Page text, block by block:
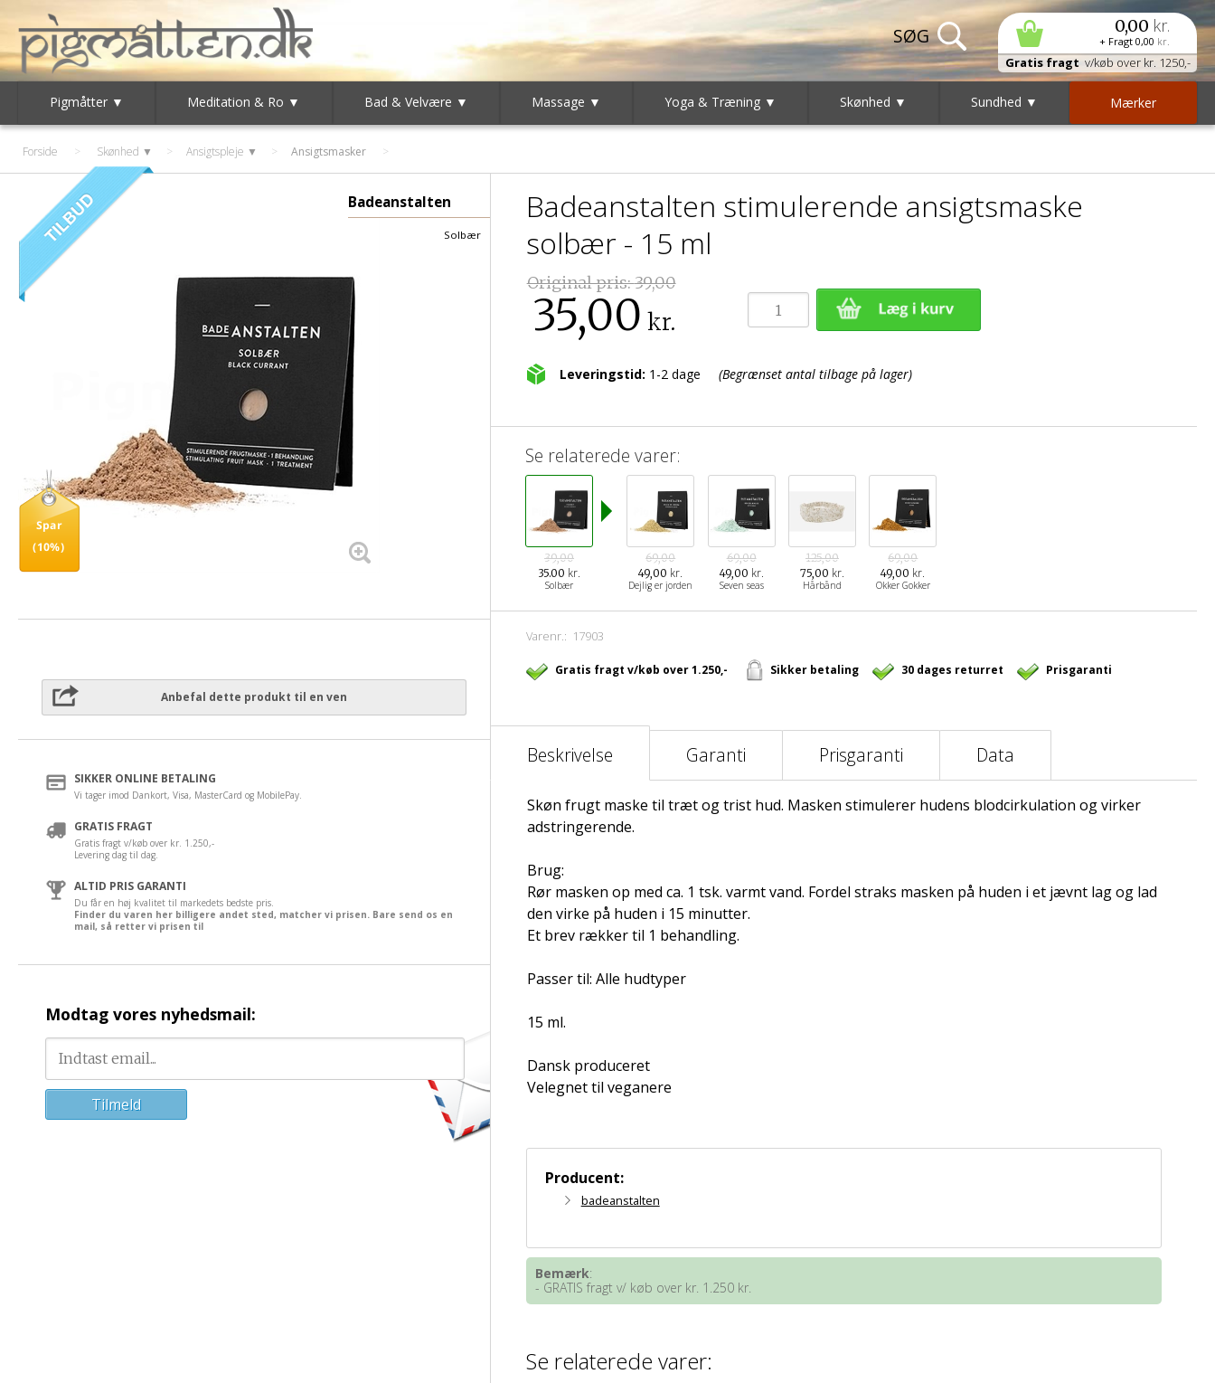
0,00 kr.
+ Fragt 0,00 kr.
Gratis fragt v/køb over kr. 1250,-
Pigmåtter ▼ Meditation & Ro ▼ Bad & Velvære ▼ Massage ▼ Yoga & Træning ▼ Skønhed ▼ Sundhed ▼ Mærker
Forside > Skønhed ▼ > Ansigtspleje ▼ > Ansigtsmasker
Badeanstalten
Solbær
Spar
(10%)
Badeanstalten stimulerende ansigtsmaske
solbær - 15 ml
Original pris:39,00
35,00 kr.
Leveringstid: 1-2 dage (Begrænset antal tilbage på lager)
Se relaterede varer:
39,00
35.00 kr.
Solbær
69,00
49,00 kr.
Dejlig er jorden
69,00
49,00 kr.
Seven seas
125,00
75,00 kr.
Hårbånd
69,00
49,00 kr.
Okker Gokker
Varenr.: 17903
Gratis fragt v/køb over 1.250,- Sikker betaling 30 dages returret Prisgaranti
Beskrivelse Garanti Prisgaranti Data
Skøn frugt maske til træt og trist hud. Masken stimulerer hudens blodcirkulation og virker
adstringerende.
Brug:
Rør masken op med ca. 1 tsk. varmt vand. Fordel straks masken på huden i et jævnt lag og lad
den virke på huden i 15 minutter.
Et brev rækker til 1 behandling.
Passer til: Alle hudtyper
15 ml.
Dansk produceret
Velegnet til veganere
Producent:
badeanstalten
Bemærk:
- GRATIS fragt v/ køb over kr. 1.250 kr.
Se relaterede varer:
Anbefal dette produkt til en ven
SIKKER ONLINE BETALING
Vi tager imod Dankort, Visa, MasterCard og MobilePay.
GRATIS FRAGT
Gratis fragt v/køb over kr. 1.250,-
Levering dag til dag.
ALTID PRIS GARANTI
Du får en høj kvalitet til markedets bedste pris.
Finder du varen her billigere andet sted, matcher vi prisen. Bare send os en
mail, så retter vi prisen til
Modtag vores nyhedsmail: